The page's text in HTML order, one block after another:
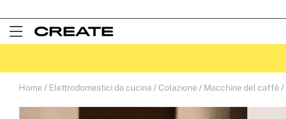
Open
Home Elettrodomestici da cucina Colazione Macchine del caffè